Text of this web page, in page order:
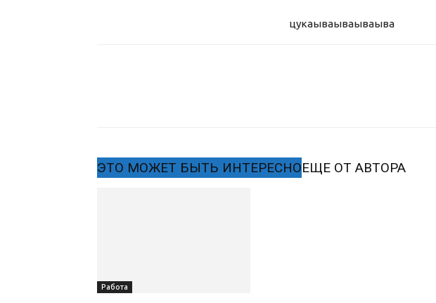
цукаываываываыва
ЭТО МОЖЕТ БЫТЬ ИНТЕРЕСНОЕЩЕ ОТ АВТОРА
Работа